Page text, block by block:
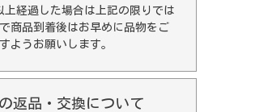
上経過した場合は上記の限りでは
商品到着後はお早めに品物をご
ようお願いします。
返品・交換について